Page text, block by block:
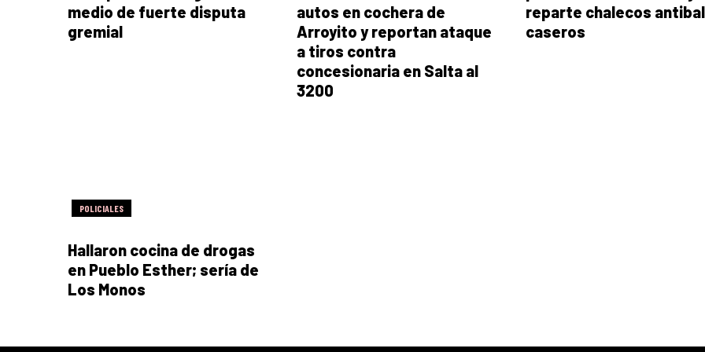
medio de fuerte disputa
gremial
autos en cochera de
Arroyito y reportan ataque
a tiros contra
concesionaria en Salta al
3200
reparte chalecos
caseros
POLICIALES
Hallaron cocina de drogas
en Pueblo Esther; sería de
Los Monos